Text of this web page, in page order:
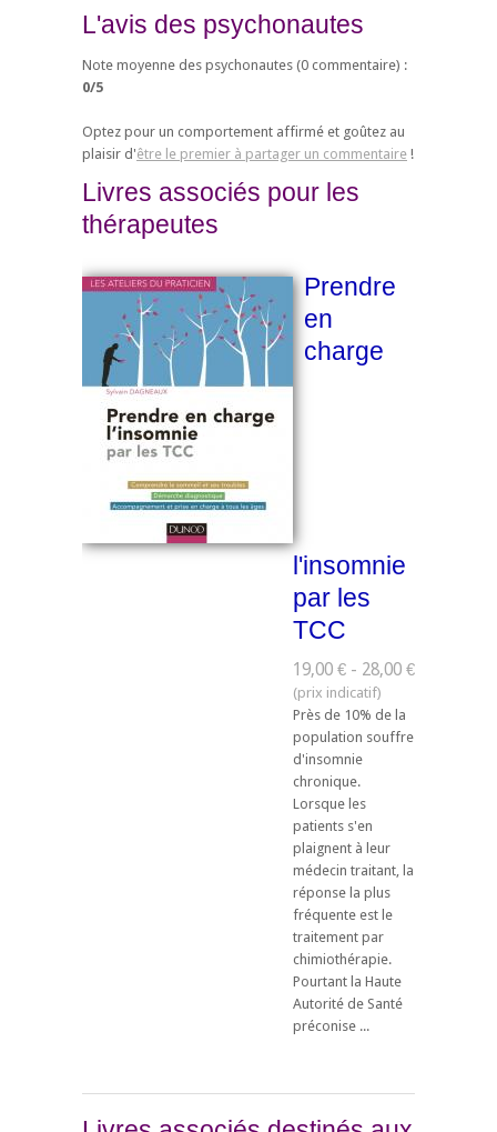
L'avis des psychonautes
Note moyenne des psychonautes (0 commentaire) :
0/5
Optez pour un comportement affirmé et goûtez au
plaisir d'être le premier à partager un commentaire !
Livres associés pour les
thérapeutes
Prendre
en
charge
l'insomnie
par les
TCC
19,00 € - 28,00 €
Près de 10% de la
population souffre
d'insomnie
chronique.
Lorsque les
patients s'en
plaignent à leur
médecin traitant, la
réponse la plus
fréquente est le
traitement par
chimiothérapie.
Pourtant la Haute
Autorité de Santé
préconise ...